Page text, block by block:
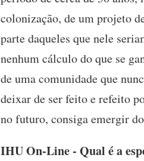
colonização, de um projeto
parte daqueles que nele
nenhum cálculo do que se
de uma comunidade que
deixar de ser feito e refeito
no futuro, consiga emergir
IHU On-Line - Qual é a